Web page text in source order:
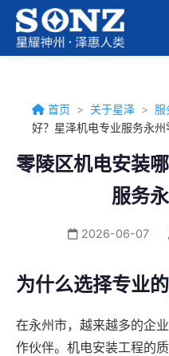
首页 > 关于星泽 > 服
好？星泽机电专业服务永州
零陵区机电安装
服务
2026-06-07
为什么选择专业的
在永州市，越来越多的企
作伙伴。机电安装工程的